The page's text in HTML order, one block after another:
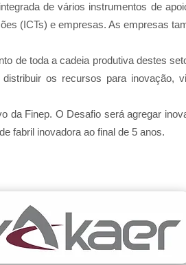
de vários instrumentos de
(ICTs) e empresas. As empresas
de toda a cadeia produtiva destes
distribuir os recursos para inovação,
da Finep. O Desafio será agregar
fabril inovadora ao final de 5 anos.